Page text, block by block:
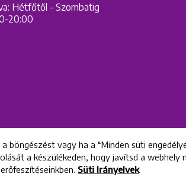
Hétfőtől - Szombatig
20:00
böngészést vagy ha a “Minden süti
a készülékeden, hogy javítsd a
Süti Irányelvek